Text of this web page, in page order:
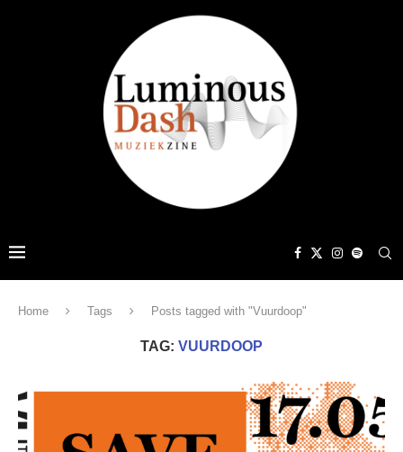
Home Tags Posts tagged with "Vuurdoop"
TAG: VUURDOOP